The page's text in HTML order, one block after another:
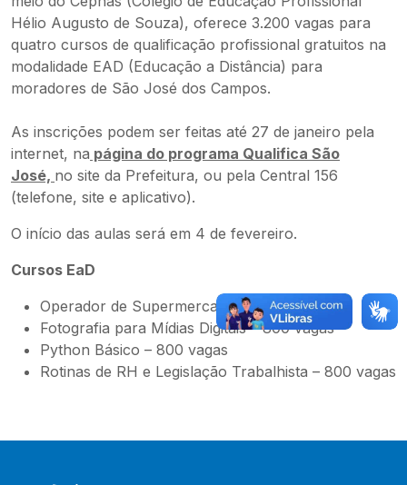
Hélio Augusto de Souza), oferece 3.200 vagas para
quatro cursos de qualificação profissional gratuitos na
modalidade EAD (Educação a Distância) para
moradores de São José dos Campos.
As inscrições podem ser feitas até 27 de janeiro pela
internet, na página do programa Qualifica São
José, no site da Prefeitura, ou pela Central 156
(telefone, site e aplicativo).
O início das aulas será em 4 de fevereiro.
Cursos EaD
Operador de Supermercado – 800 vagas
Fotografia para Mídias Digitais – 800 vagas
Python Básico – 800 vagas
Rotinas de RH e Legislação Trabalhista – 800 vagas